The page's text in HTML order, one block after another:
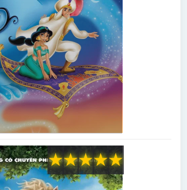
★
★
★
★
★